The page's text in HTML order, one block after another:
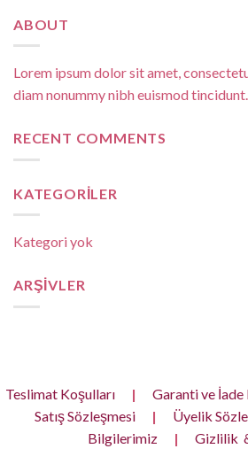
ABOUT
Lorem ipsum dolor sit amet,
diam nonummy nibh euismod tincidunt.
RECENT COMMENTS
KATEGORILER
Kategori yok
ARŞIVLER
Teslimat Koşulları | Garanti ve İade
Satış Sözleşmesi
| Üyelik
Bilgilerimiz
| Gizlilik